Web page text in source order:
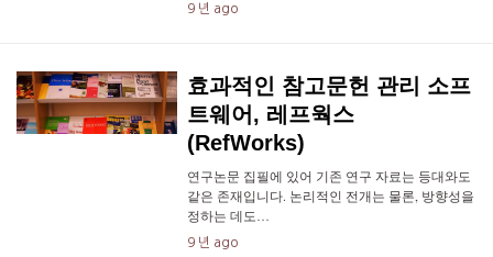
9 년 ago
효과적인 참고문헌 관리 소프
트웨어, 레프웍스
(RefWorks)
연구논문 집필에 있어 기존 연구 자료는 등대와도
같은 존재입니다. 논리적인 전개는 물론, 방향성을
정하는 데도…
9 년 ago